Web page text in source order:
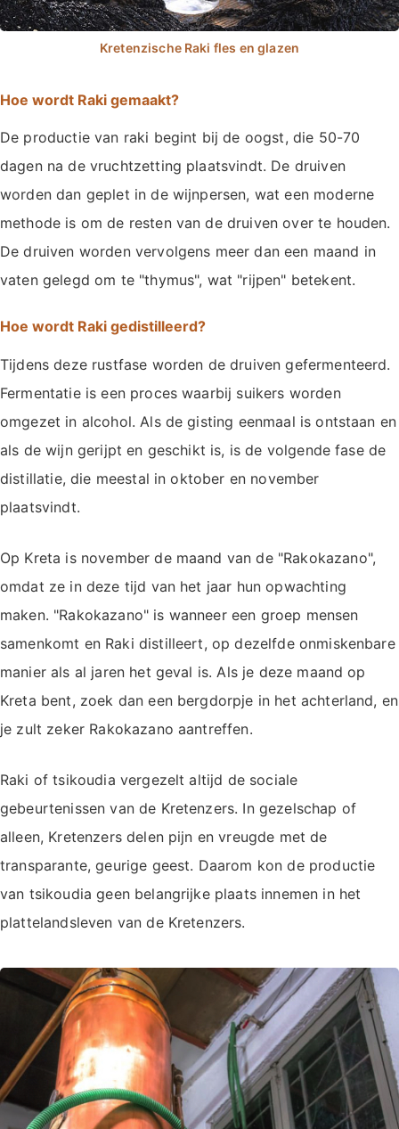
Hoe wordt Raki gemaakt?
De productie van raki begint bij de oogst, die 50-70
dagen na de vruchtzetting plaatsvindt. De druiven
worden dan geplet in de wijnpersen, wat een moderne
methode is om de resten van de druiven over te houden.
De druiven worden vervolgens meer dan een maand in
vaten gelegd om te "thymus", wat "rijpen" betekent.
Hoe wordt Raki gedistilleerd?
Tijdens deze rustfase worden de druiven gefermenteerd.
Fermentatie is een proces waarbij suikers worden
omgezet in alcohol. Als de gisting eenmaal is ontstaan en
als de wijn gerijpt en geschikt is, is de volgende fase de
distillatie, die meestal in oktober en november
plaatsvindt.
Op Kreta is november de maand van de "Rakokazano",
omdat ze in deze tijd van het jaar hun opwachting
maken. "Rakokazano" is wanneer een groep mensen
samenkomt en Raki distilleert, op dezelfde onmiskenbare
manier als al jaren het geval is. Als je deze maand op
Kreta bent, zoek dan een bergdorpje in het achterland, en
je zult zeker Rakokazano aantreffen.
Raki of tsikoudia vergezelt altijd de sociale
gebeurtenissen van de Kretenzers. In gezelschap of
alleen, Kretenzers delen pijn en vreugde met de
transparante, geurige geest. Daarom kon de productie
van tsikoudia geen belangrijke plaats innemen in het
plattelandsleven van de Kretenzers.